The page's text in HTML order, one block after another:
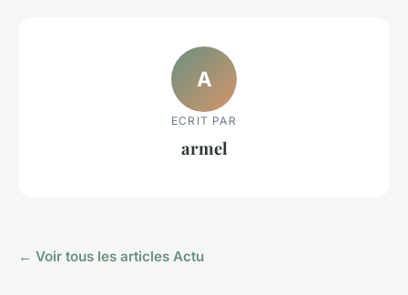
A
ECRIT PAR
armel
← Voir tous les articles Actu